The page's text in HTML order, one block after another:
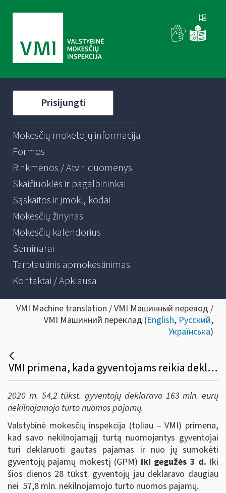
Prisijungti
Mokesčių mokėtojų informacija
Formos
Rinkmenos / Atviri duomenys
Skaičiuoklės ir pagalbininkai
Sąskaitos ir įmokų kodai
Mokesčių žinynas
Mokesčių kalendorius
Seminarai
Tarptautinis apmokestinimas
Kontaktai / Apklausa
VMI Machine translation / VMI Машинный перевод /
VMI Машинний переклад (English, Русский,
Українська)
VMI primena, kada gyventojams reikia deklaruoti pajamas už NT nuomą
2020 m. 54,2 tūkst. gyventojų deklaravo 163 mln. eurų
nekilnojamojo turto nuomos pajamų.
Valstybinė mokesčių inspekcija (toliau – VMI) primena,
kad savo nekilnojamąjį turtą nuomojantys gyventojai
turi deklaruoti gautas pajamas ir nuo jų sumokėti
gyventojų pajamų mokestį (GPM) iki gegužės 3 d. Iki
šios dienos 28 tūkst. gyventojų jau deklaravo daugiau
nei 57,8 mln. nekilnojamojo turto nuomos pajamų.